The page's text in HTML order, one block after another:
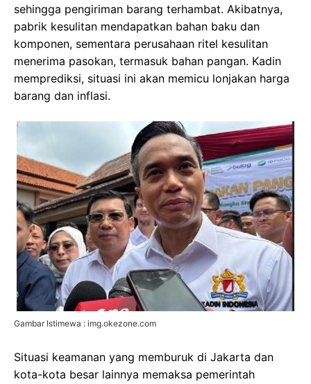
sehingga pengiriman barang terhambat. Akibatnya,
pabrik kesulitan mendapatkan bahan baku dan
komponen, sementara perusahaan ritel kesulitan
menerima pasokan, termasuk bahan pangan. Kadin
memprediksi, situasi ini akan memicu lonjakan harga
barang dan inflasi.
Gambar Istimewa : img.okezone.com
Situasi keamanan yang memburuk di Jakarta dan
kota-kota besar lainnya memaksa pemerintah